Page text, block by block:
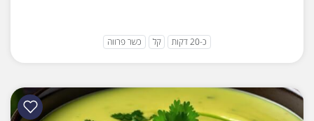
כ-20 דקות קל כשר פרווה